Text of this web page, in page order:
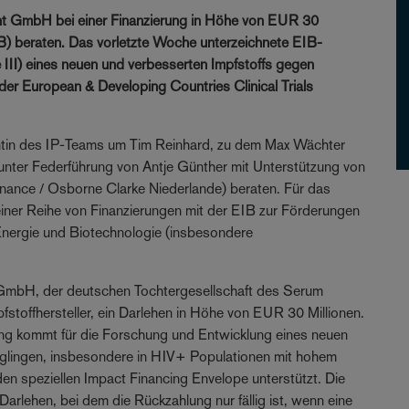
GmbH bei einer Finanzierung in Höhe von EUR 30
beraten. Das vorletzte Woche unterzeichnete EIB-
eines neuen und verbesserten Impfstoffs gegen
European & Developing Countries Clinical Trials
des IP-Teams um Tim Reinhard, zu dem Max Wächter
Federführung von Antje Günther mit Unterstützung von
/ Osborne Clarke Niederlande) beraten. Für das
Reihe von Finanzierungen mit der EIB zur Förderungen
und Biotechnologie (insbesondere
der deutschen Tochtergesellschaft des Serum
ein Darlehen in Höhe von EUR 30 Millionen.
kommt für die Forschung und Entwicklung eines neuen
insbesondere in HIV+ Populationen mit hohem
speziellen Impact Financing Envelope unterstützt. Die
bei dem die Rückzahlung nur fällig ist, wenn eine